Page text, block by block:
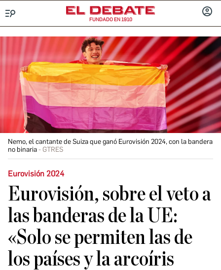
FUNDADO EN 1910
Nemo, el cantante de Suiza que ganó Eurovisión 2024, con la bandera
no binaria
GTRES
Eurovisión 2024
Eurovisión, sobre el veto a
las banderas de la UE:
«Solo se permiten las de
los países y la arcoíris